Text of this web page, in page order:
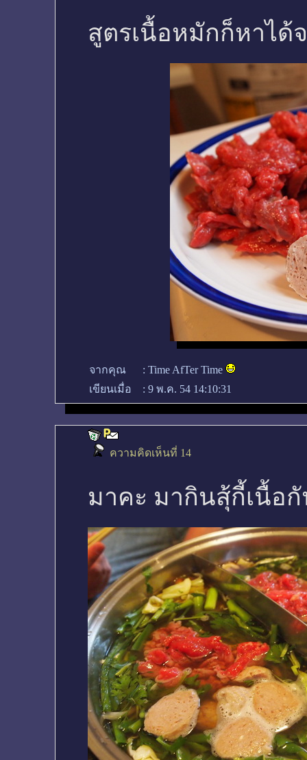
สูตรเนื้อหมักก็หาได้
จากคุณ : Time AfTer Time
เขียนเมื่อ
: 9 พ.ค. 54 14:10:31
ความคิดเห็นที่ 14
มาคะ มากินสุ้กี้เนื้อ